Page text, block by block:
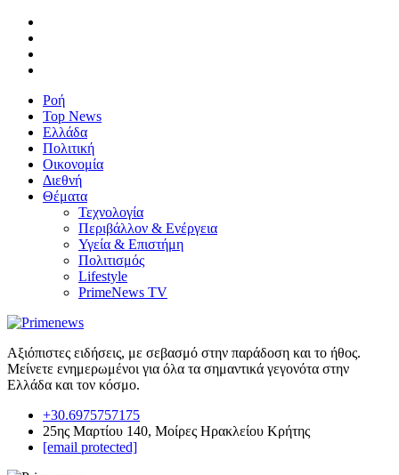
Ροή
Top News
Ελλάδα
Πολιτική
Οικονομία
Διεθνή
Θέματα
Τεχνολογία
Περιβάλλον & Ενέργεια
Υγεία & Επιστήμη
Πολιτισμός
Lifestyle
PrimeNews TV
Αξιόπιστες ειδήσεις, με σεβασμό στην παράδοση και το ήθος.
Μείνετε ενημερωμένοι για όλα τα σημαντικά γεγονότα στην
Ελλάδα και τον κόσμο.
+30.6975757175
25ης Μαρτίου 140, Μοίρες Ηρακλείου Κρήτης
[email protected]